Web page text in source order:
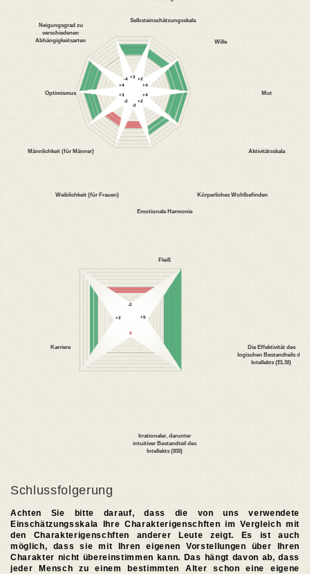
Schlussfolgerung
Achten Sie bitte darauf, dass die von uns verwendete
Einschätzungsskala Ihre Charakterigenschften im Vergleich mit
den Charakterigenschften anderer Leute zeigt. Es ist auch
möglich, dass sie mit Ihren eigenen Vorstellungen über Ihren
Charakter nicht übereinstimmen kann. Das hängt davon ab, dass
jeder Mensch zu einem bestimmten Alter schon eine eigene